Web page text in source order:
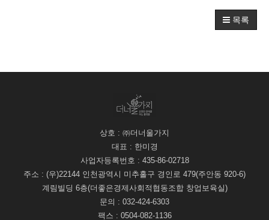
목록
상호 : ㈜더너울가지
대표 : 한미경
사업자등록번호 : 435-86-02718
주소 : (우)22144 인천광역시 미추홀구 경인로 479(주안동 920-6)
계림빌딩 6층(더좋은경제사회적협동조합 창업보육실)
문의 : 032-424-6303
팩스 : 0504-082-1136